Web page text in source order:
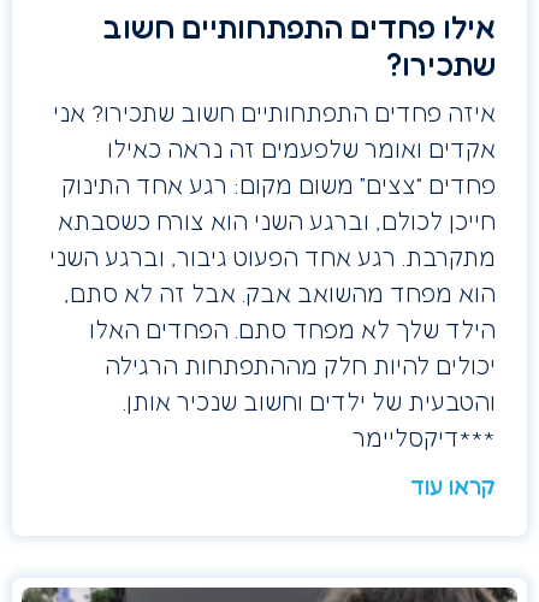
אילו פחדים התפתחותיים חשוב
שתכירו?
איזה פחדים התפתחותיים חשוב שתכירו? אני
אקדים ואומר שלפעמים זה נראה כאילו
פחדים “צצים” משום מקום: רגע אחד התינוק
חייכן לכולם, וברגע השני הוא צורח כשסבתא
מתקרבת. רגע אחד הפעוט גיבור, וברגע השני
הוא מפחד מהשואב אבק. אבל זה לא סתם,
הילד שלך לא מפחד סתם. הפחדים האלו
יכולים להיות חלק מההתפתחות הרגילה
והטבעית של ילדים וחשוב שנכיר אותן.
***דיקסליימר
קראו עוד